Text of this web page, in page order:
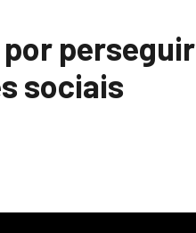
perseguir
sociais